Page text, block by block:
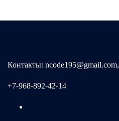
Контакты: ncode195@gmail.com,
+7-968-892-42-14